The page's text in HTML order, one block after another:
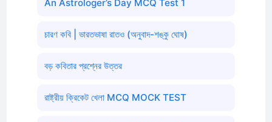
An Astrologer’s Day MCQ Test 1
চারণ কবি | ভারতভাষা রাতও (অনুবাদ-শঙ্কু ঘোষ)
বড় কবিতার প্রশ্নের উত্তর
রাষ্ট্রীয় ক্রিকেট খেলা MCQ MOCK TEST